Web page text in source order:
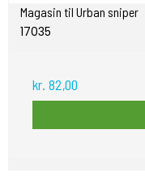
Magasin til Urban sniper
17035
kr. 82,00